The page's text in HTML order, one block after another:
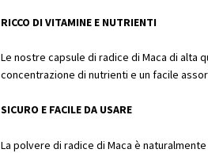
RICCO DI VITAMINE E NUTRIENTI
Le nostre capsule di radice di Maca di alta
concentrazione di nutrienti e un facile
SICURO E FACILE DA USARE
La polvere di radice di Maca è